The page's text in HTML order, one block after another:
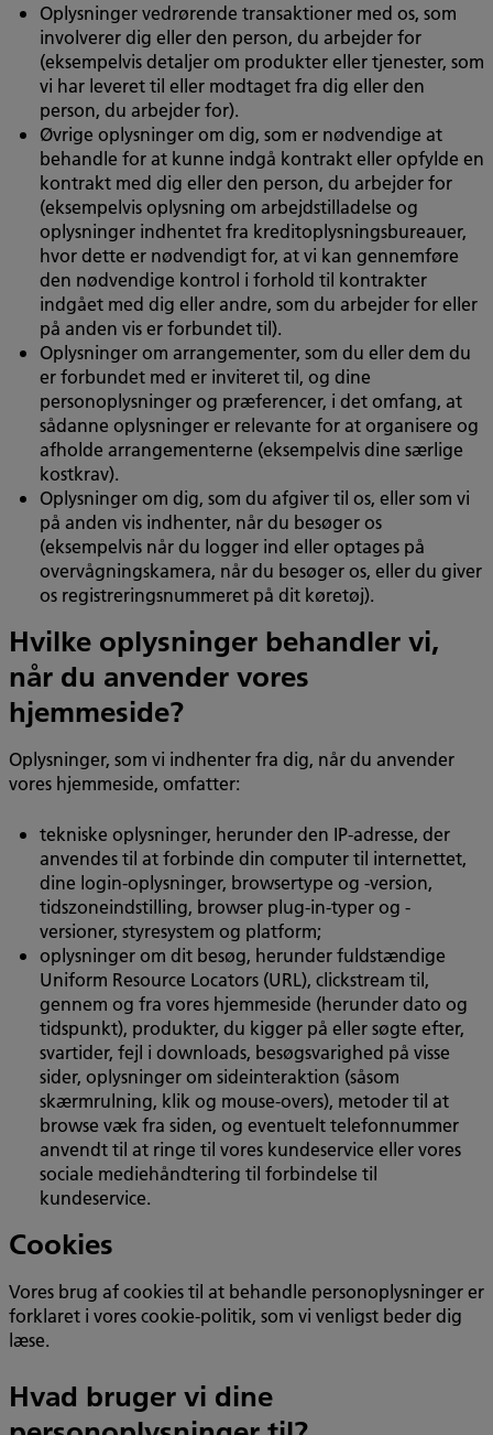
Oplysninger vedrørende transaktioner med os, som
involverer dig eller den person, du arbejder for
(eksempelvis detaljer om produkter eller tjenester, som
vi har leveret til eller modtaget fra dig eller den
person, du arbejder for).
Øvrige oplysninger om dig, som er nødvendige at
behandle for at kunne indgå kontrakt eller opfylde en
kontrakt med dig eller den person, du arbejder for
(eksempelvis oplysning om arbejdstilladelse og
oplysninger indhentet fra kreditoplysningsbureauer,
hvor dette er nødvendigt for, at vi kan gennemføre
den nødvendige kontrol i forhold til kontrakter
indgået med dig eller andre, som du arbejder for eller
på anden vis er forbundet til).
Oplysninger om arrangementer, som du eller dem du
er forbundet med er inviteret til, og dine
personoplysninger og præferencer, i det omfang, at
sådanne oplysninger er relevante for at organisere og
afholde arrangementerne (eksempelvis dine særlige
kostkrav).
Oplysninger om dig, som du afgiver til os, eller som vi
på anden vis indhenter, når du besøger os
(eksempelvis når du logger ind eller optages på
overvågningskamera, når du besøger os, eller du giver
os registreringsnummeret på dit køretøj).
Hvilke oplysninger behandler vi,
når du anvender vores
hjemmeside?
Oplysninger, som vi indhenter fra dig, når du anvender
vores hjemmeside, omfatter:
tekniske oplysninger, herunder den IP-adresse, der
anvendes til at forbinde din computer til internettet,
dine login-oplysninger, browsertype og -version,
tidszoneindstilling, browser plug-in-typer og -
versioner, styresystem og platform;
oplysninger om dit besøg, herunder fuldstændige
Uniform Resource Locators (URL), clickstream til,
gennem og fra vores hjemmeside (herunder dato og
tidspunkt), produkter, du kigger på eller søgte efter,
svartider, fejl i downloads, besøgsvarighed på visse
sider, oplysninger om sideinteraktion (såsom
skærmrulning, klik og mouse-overs), metoder til at
browse væk fra siden, og eventuelt telefonnummer
anvendt til at ringe til vores kundeservice eller vores
sociale mediehåndtering til forbindelse til
kundeservice.
Cookies
Vores brug af cookies til at behandle personoplysninger er
forklaret i vores cookie-politik, som vi venligst beder dig
læse.
Hvad bruger vi dine